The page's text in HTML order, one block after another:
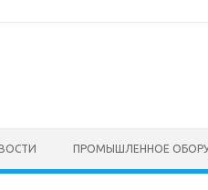
ПРОМЫШЛЕННОЕ